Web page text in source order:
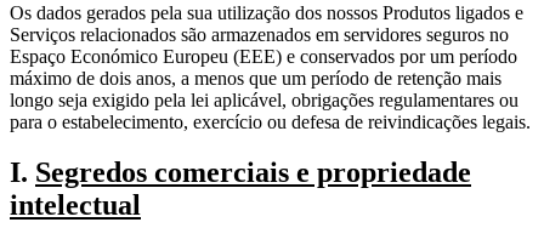
Os dados gerados pela sua utilização dos nossos Produtos ligados e
Serviços relacionados são armazenados em servidores seguros no
Espaço Económico Europeu (EEE) e conservados por um período
máximo de dois anos, a menos que um período de retenção mais
longo seja exigido pela lei aplicável, obrigações regulamentares ou
para o estabelecimento, exercício ou defesa de reivindicações legais.
I. Segredos comerciais e propriedade
intelectual